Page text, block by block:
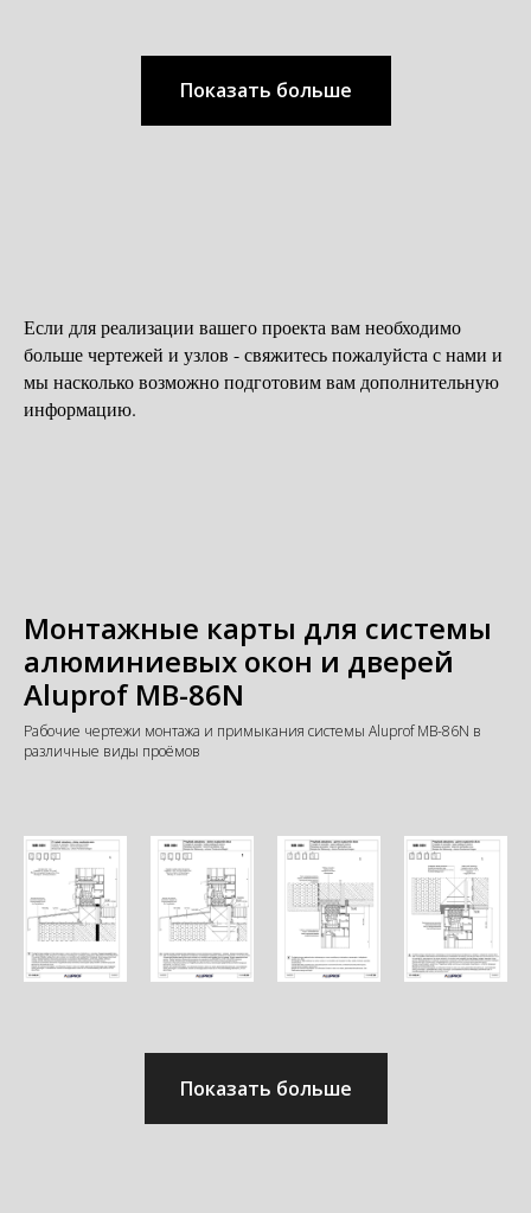
Показать больше
Если для реализации вашего проекта вам необходимо
больше чертежей и узлов - свяжитесь пожалуйста с нами и
мы насколько возможно подготовим вам дополнительную
информацию.
Монтажные карты для системы
алюминиевых окон и дверей
Aluprof MB-86N
Рабочие чертежи монтажа и примыкания системы Aluprof MB-86N в
различные виды проёмов
Показать больше